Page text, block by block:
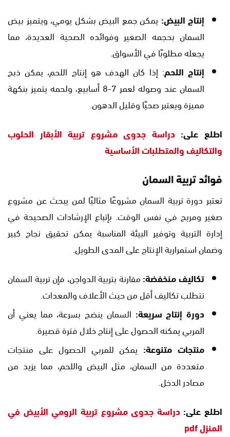
إنتاج البيض: يمكن جمع البيض بشكل يومي، ويتميز بيض
السمان بحجمه الصغير وفوائده الصحية العديدة، مما
يجعله مطلوبًا في الأسواق.
إنتاج اللحم: إذا كان الهدف هو إنتاج اللحم، يمكن ذبح
السمان عند وصوله لعمر 7-8 أسابيع، ولحمه يتميز بنكهة
مميزة ويعتبر صحيًا وقليل الدهون.
اطلع على: دراسة جدوى مشروع تربية الأبقار الحلوب
والتكاليف والمتطلبات الأساسية
فوائد تربية السمان
تعتبر دورة تربية السمان مشروعًا مثاليًا لمن يبحث عن مشروع
صغير ومربح في نفس الوقت. بإتباع الإرشادات الصحيحة في
إدارة التربية وتوفير البيئة المناسبة يمكن تحقيق نجاح كبير
وضمان استمرارية الإنتاج على المدى الطويل.
تكاليف منخفضة:مقارنة بتربية الدواجن، فإن تربية السمان
تتطلب تكاليف أقل من حيث الأعلاف والمعدات.
دورة إنتاج سريعة: السمان ينضج بسرعة، مما يعني أن
المربي يمكنه الحصول على إنتاج خلال فترة قصيرة.
منتجات متنوعة: يمكن للمربي الحصول على منتجات
متعددة من السمان، مثل البيض واللحم، مما يزيد من
مصادر الدخل.
اطلع على: دراسة جدوى مشروع تربية الرومي الأبيض في
المنزل pdf